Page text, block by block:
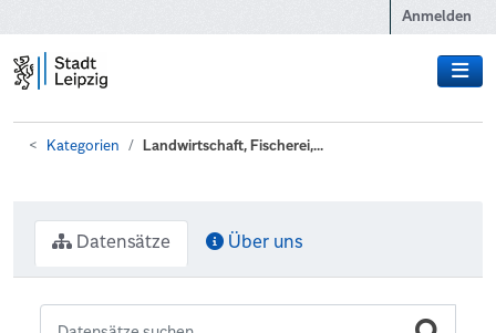
Anmelden
Kategorien Landwirtschaft, Fischerei,...
Datensätze Über uns